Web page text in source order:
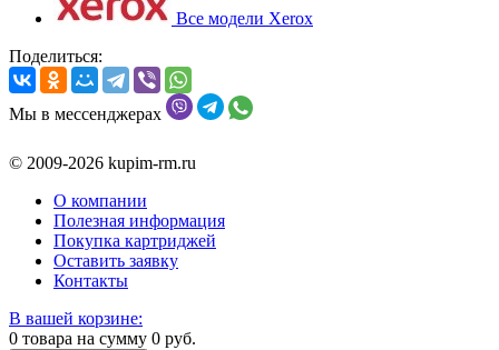
Все модели Xerox
Поделиться:
Мы в мессенджерах
© 2009-2026 kupim-rm.ru
О компании
Полезная информация
Покупка картриджей
Оставить заявку
Контакты
В вашей корзине:
0 товара на сумму 0 руб.